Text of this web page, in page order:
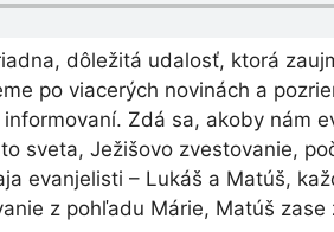
dôležitá udalosť, ktorá
po viacerých novinách a
Zdá sa, akoby nám
sveta, Ježišovo zvestovanie,
evanjelisti – Lukáš a Matúš,
z pohľadu Márie, Matúš